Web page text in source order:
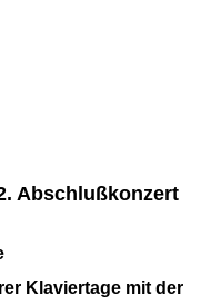
Abschlußkonzert
Klaviertage mit der